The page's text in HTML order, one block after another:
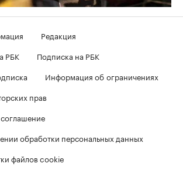
Редакция
РБК
Подписка на РБК
Информация об ограничениях
прав
соглашение
обработки персональных данных
файлов cookie